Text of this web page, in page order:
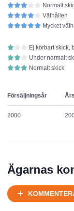
Normalt
Välhållen
Mycket
Ej körbart skick,
Under normalt
Normalt skick
Försäljningsår
2000
Ägarnas